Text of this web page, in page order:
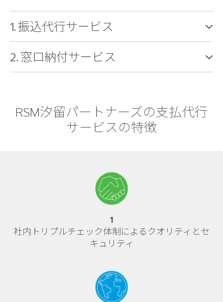
1. 振込代行サービス
2. 窓口納付サービス
RSM汐留パートナーズの支払代行
サービスの特徴
1
社内トリプルチェック体制によるクオリティとセ
キュリティ